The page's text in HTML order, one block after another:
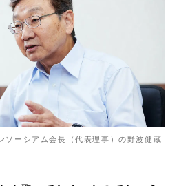
ソーシアム会長（代表理事）の野波健蔵